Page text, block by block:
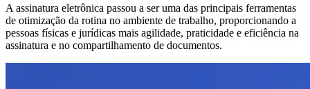
A assinatura eletrônica passou a ser uma das principais ferramentas
de otimização da rotina no ambiente de trabalho, proporcionando a
pessoas físicas e jurídicas mais agilidade, praticidade e eficiência na
assinatura e no compartilhamento de documentos.